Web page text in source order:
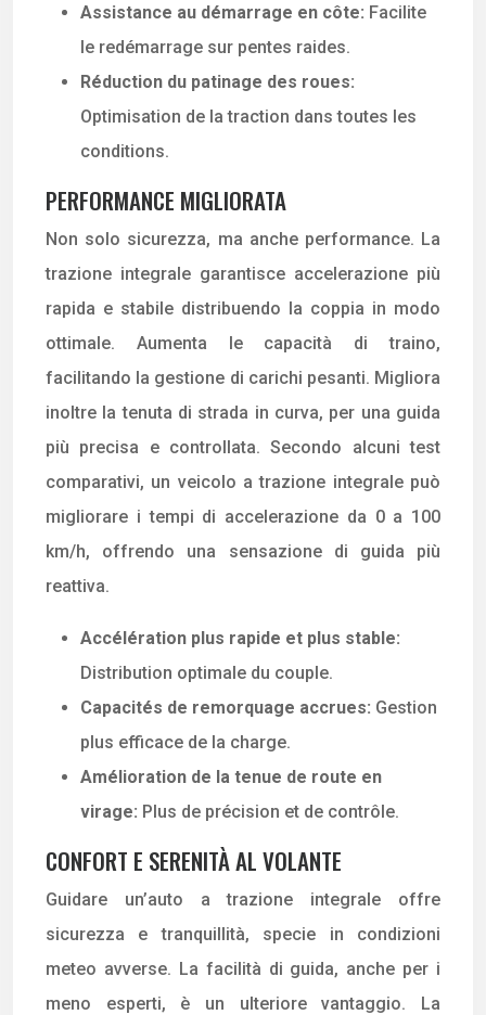
Assistance au démarrage en côte: Facilite
le redémarrage sur pentes raides.
Réduction du patinage des roues:
Optimisation de la traction dans toutes les
conditions.
PERFORMANCE MIGLIORATA
Non solo sicurezza, ma anche performance. La
trazione integrale garantisce accelerazione più
rapida e stabile distribuendo la coppia in modo
ottimale. Aumenta le capacità di traino,
facilitando la gestione di carichi pesanti. Migliora
inoltre la tenuta di strada in curva, per una guida
più precisa e controllata. Secondo alcuni test
comparativi, un veicolo a trazione integrale può
migliorare i tempi di accelerazione da 0 a 100
km/h, offrendo una sensazione di guida più
reattiva.
Accélération plus rapide et plus stable:
Distribution optimale du couple.
Capacités de remorquage accrues: Gestion
plus efficace de la charge.
Amélioration de la tenue de route en
virage: Plus de précision et de contrôle.
CONFORT E SERENITÀ AL VOLANTE
Guidare un’auto a trazione integrale offre
sicurezza e tranquillità, specie in condizioni
meteo avverse. La facilità di guida, anche per i
meno esperti, è un ulteriore vantaggio. La